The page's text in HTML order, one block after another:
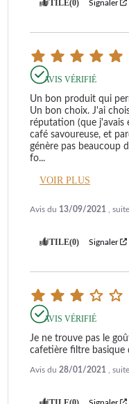
UTILE(0) Signaler
AVIS VÉRIFIÉ
Un bon produit qui
Un bon choix. J'ai
réputation (que j'avais
café savoureuse, et
génère pas beaucoup
fo...
VOIR PLUS
Avis du 13/09/2021 ,
UTILE(0) Signaler
AVIS VÉRIFIÉ
Je ne trouve pas le
cafetière filtre basique
Avis du 28/01/2021 ,